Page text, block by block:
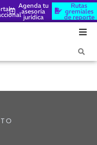
Agenda tu
asesoría
jurídica
Rutas
gremiales
de reporte